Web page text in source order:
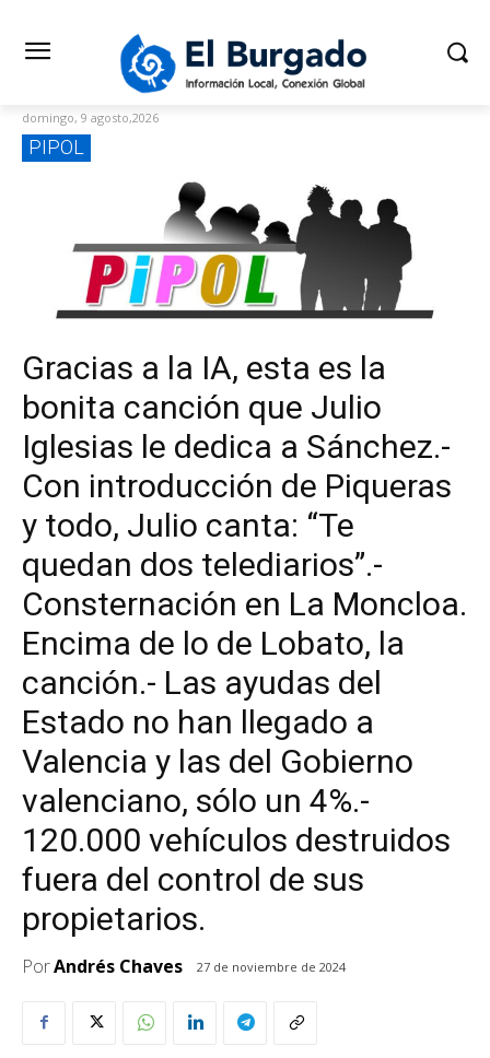
domingo, 9 agosto,2026
PIPOL
Gracias a la IA, esta es la
bonita canción que Julio
Iglesias le dedica a Sánchez.-
Con introducción de Piqueras
y todo, Julio canta: “Te
quedan dos telediarios”.-
Consternación en La Moncloa.
Encima de lo de Lobato, la
canción.- Las ayudas del
Estado no han llegado a
Valencia y las del Gobierno
valenciano, sólo un 4%.-
120.000 vehículos destruidos
fuera del control de sus
propietarios.
PorAndrés Chaves 27 de noviembre de 2024